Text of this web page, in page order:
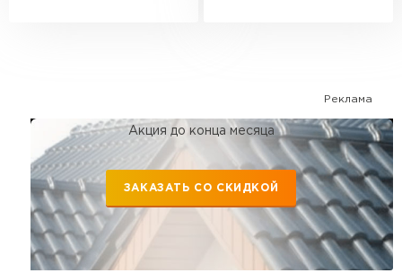
Реклама
Акция до конца месяца
ЗАКАЗАТЬ СО СКИДКОЙ